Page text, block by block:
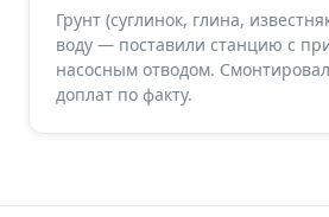
Грунт (суглинок, глина,
воду — поставили станцию с
насосным отводом.
доплат по факту.